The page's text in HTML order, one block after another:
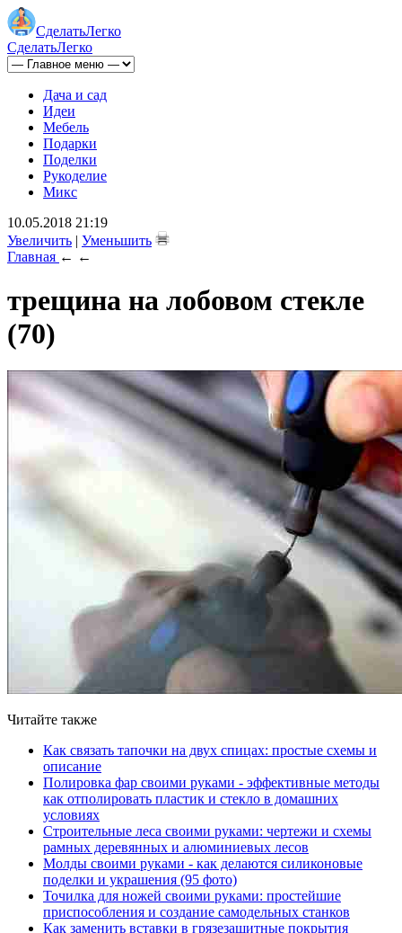
СделатьЛегко
СделатьЛегко
Дача и сад
Идеи
Мебель
Подарки
Поделки
Рукоделие
Микс
10.05.2018 21:19
Увеличить | Уменьшить
Главная ← ←
трещина на лобовом стекле
(70)
Читайте также
Как связать тапочки на двух спицах: простые схемы и
описание
Полировка фар своими руками - эффективные методы
как отполировать пластик и стекло в домашних
условиях
Строительные леса своими руками: чертежи и схемы
рамных деревянных и алюминиевых лесов
Молды своими руками - как делаются силиконовые
поделки и украшения (95 фото)
Точилка для ножей своими руками: простейшие
приспособления и создание самодельных станков
Как заменить вставки в грязезащитные покрытия